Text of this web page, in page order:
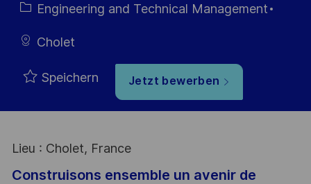
Kategorie
Engineering and Technical Management
Cholet
Speichern Jetzt bewerben
Lieu : Cholet, France
Construisons ensemble un avenir de